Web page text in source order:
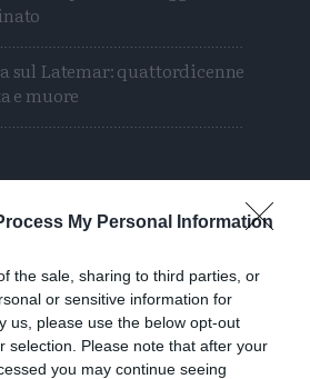
My Personal Information
the sale, sharing to third parties, or
or sensitive information for
us, please use the below opt-out
selection. Please note that after your
you may continue seeing
sul Latemar: quattordicenne
e muore